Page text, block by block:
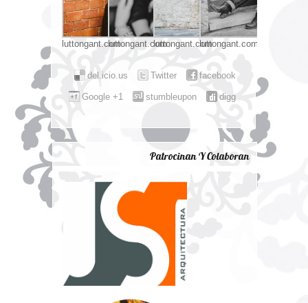
luttongant.comluttongant.comluttongant.comluttongant.com
facebook
Twitter
del.icio.us
digg
stumbleupon
Google +1
Patrocinan Y Colaboran